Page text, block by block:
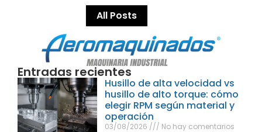
All Posts
Entradas recientes
Husillo de alta velocidad vs
husillo de alto torque: cómo
elegir RPM según material y
operación
03/08/2026 No hay comentarios